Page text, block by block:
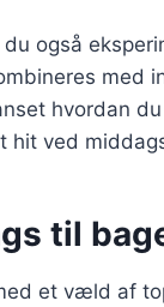
også
med
hvordan
hit ved
til
et væld af